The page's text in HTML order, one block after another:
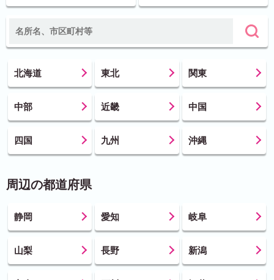
北海道 東北 関東
中部 近畿 中国
四国 九州 沖縄
周辺の都道府県
静岡 愛知 岐阜
山梨 長野 新潟